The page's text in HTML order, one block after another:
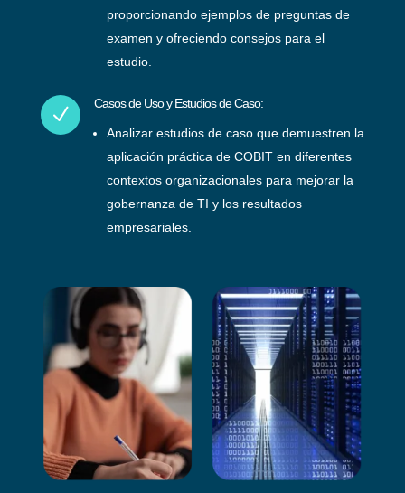
proporcionando ejemplos de preguntas de
examen y ofreciendo consejos para el
estudio.
N Casos de Uso y Estudios de Caso:
Analizar estudios de caso que demuestren la
aplicación práctica de COBIT en diferentes
contextos organizacionales para mejorar la
gobernanza de TI y los resultados
empresariales.